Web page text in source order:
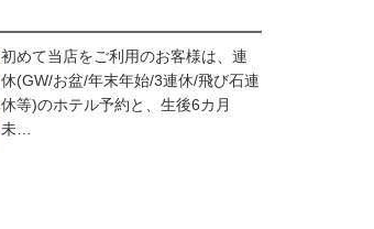
初めて当店をご利用のお客様は、連
休(GW/お盆/年末年始/3連休/飛び石連
休等)のホテル予約と、生後6カ月
未…